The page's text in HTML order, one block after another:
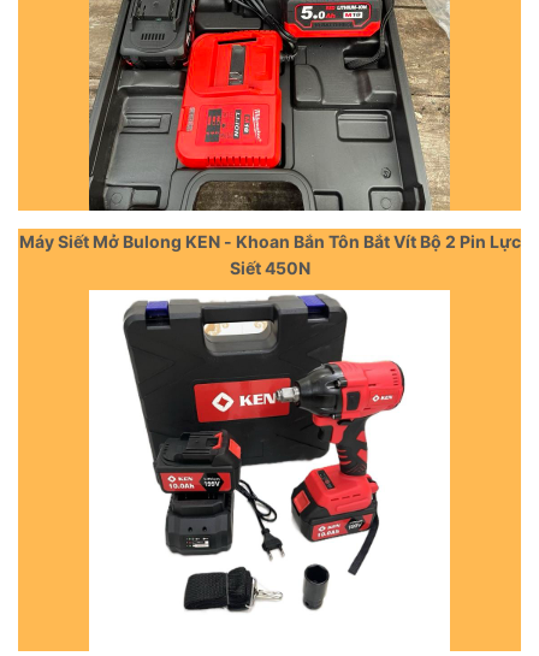
Máy Siết Mở Bulong KEN - Khoan Bắn Tôn Bắt Vít Bộ 2 Pin Lực
Siết 450N